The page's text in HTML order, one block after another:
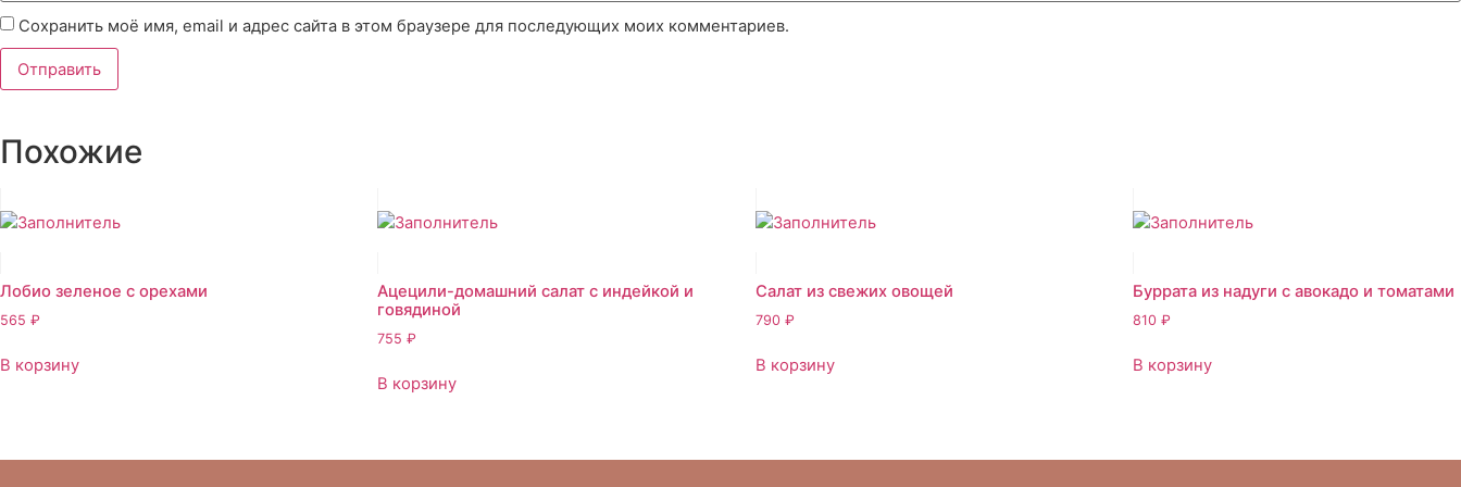
Сохранить моё имя, email и адрес сайта в этом браузере для последующих моих комментариев.
Похожие
Лобио зеленое с орехами
565 ₽
В корзину
Ацецили-домашний салат с индейкой и
говядиной
755₽
В корзину
Салат из свежих овощей
790 ₽
В корзину
Буррата из надуги с авокадо и томатами
810₽
В корзину